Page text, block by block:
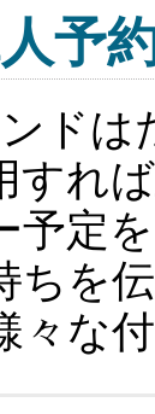
予
ド
すれ
予定
ちを
々な